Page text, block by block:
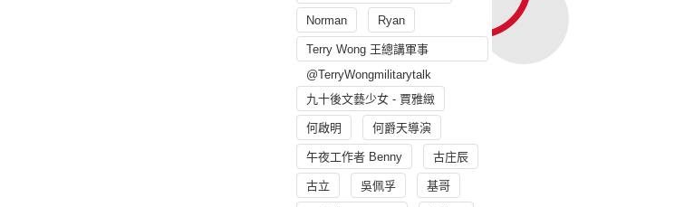
Norman Ryan
Terry Wong 王總講軍事
@TerryWongmilitarytalk
九十後文藝少女 - 賈雅緻
何啟明 何爵天導演
午夜工作者 Benny 古庄辰
古立 吳佩孚 基哥